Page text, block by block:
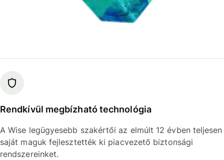
Rendkívül megbízható technológia
A Wise legügyesebb szakértői az elmúlt 12 évben teljesen
saját maguk fejlesztették ki piacvezető biztonsági
rendszereinket.